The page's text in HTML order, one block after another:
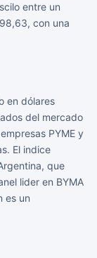
entre un
con una
en dólares
del mercado
PYME y
El indice
que
lider en BYMA
es un